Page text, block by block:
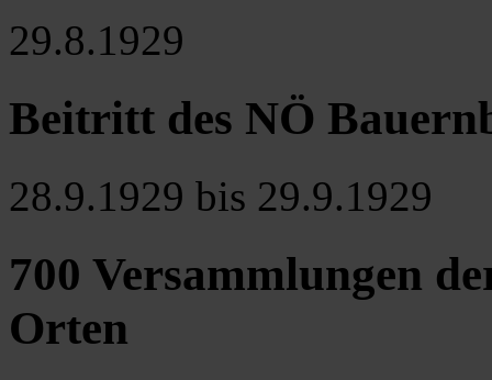
29.8.1929
Beitritt des NÖ
28.9.1929 bis 29.9.1929
700 Versammlungen
Orten